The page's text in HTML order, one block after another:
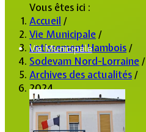
Vie Municipale
Vous êtes ici :
Accueil /
Vie Municipale/
Lotissement Hambois/
Sodevam Nord-Lorraine/
Archives des actualités/
2024